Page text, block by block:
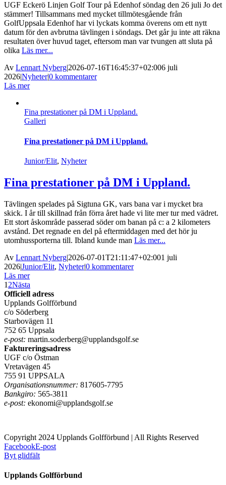
UGF Eckerö Linjen Golf Tour på Edenhof söndag den 26 juli Jo det
stämmer! Tillsammans med mycket tillmötesgående från
GolfUppsala Edenhof har vi lyckats komma överens om ett nytt
datum för den avbrutna tävlingen i söndags. Det går ju inte att räkna
resultaten över huvud taget, eftersom man var tvungen att sluta på
olika Läs mer...
Av Lennart Nyberg|2026-07-16T16:45:37+02:006 juli
2026|Nyheter|0 kommentarer
Läs mer
Fina prestationer på DM i Uppland.
Galleri
Fina prestationer på DM i Uppland.
Junior/Elit, Nyheter
Fina prestationer på DM i Uppland.
Tävlingen spelades på Sigtuna GK, vars bana var i mycket bra
skick. I år till skillnad från förra året hade vi lite mer tur med vädret.
Ett stort åskområde passerad söder om banan på c: a 2 kilometers
avstånd. Det regnade en del på eftermiddagen med det hör ju
utomhussporterna till. Ibland kunde man Läs mer...
Av Lennart Nyberg|2026-07-01T21:11:47+02:001 juli
2026|Junior/Elit, Nyheter|0 kommentarer
Läs mer
1 2Nästa
Officiell adress
Upplands Golfförbund
c/o Söderberg
Starbovägen 11
752 65 Uppsala
e-post: martin.soderberg@upplandsgolf.se
Faktureringsadress
UGF c/o Östman
Vretavägen 45
755 91 UPPSALA
Organisationsnummer: 817605-7795
Bankgiro: 565-3811
e-post: ekonomi@upplandsgolf.se
Copyright 2024 Upplands Golfförbund | All Rights Reserved
FacebookE-post
Byt glidfält
Upplands Golfförbund